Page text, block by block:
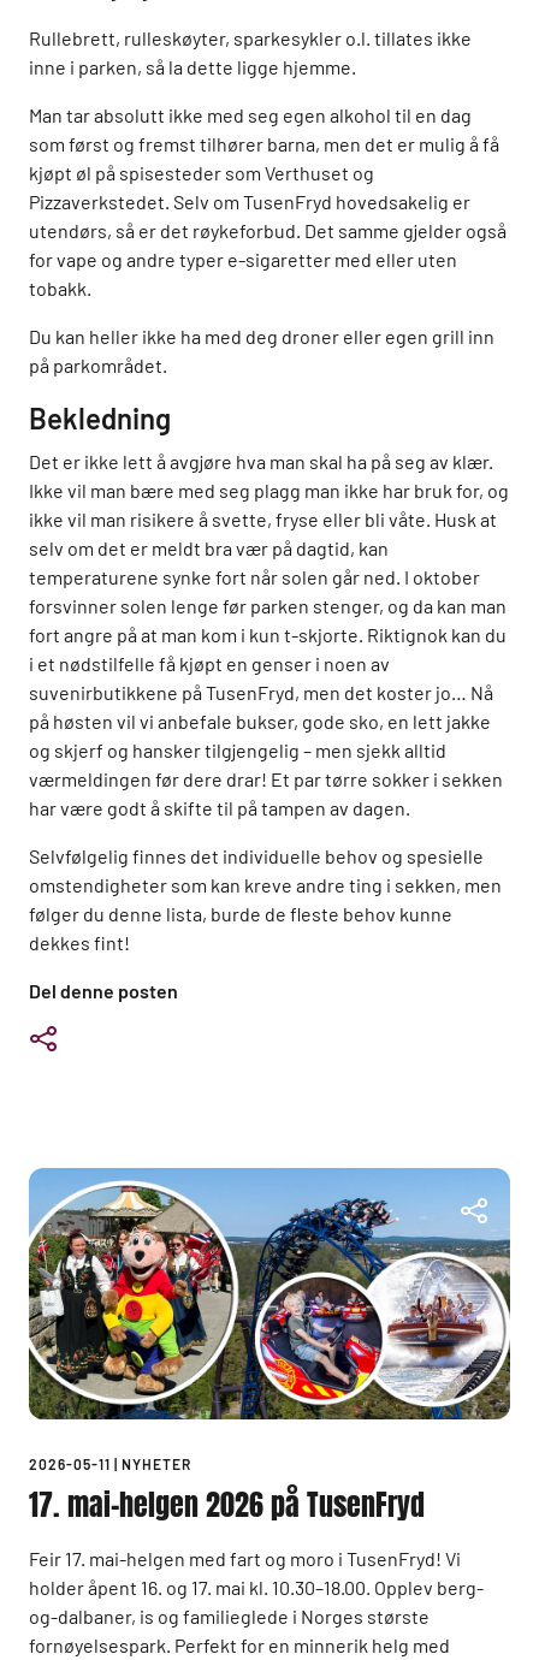
Del denne posten
Rullebrett, rulleskøyter, sparkesykler o.l. tillates ikke
inne i parken, så la dette ligge hjemme.
Man tar absolutt ikke med seg egen alkohol til en dag
som først og fremst tilhører barna, men det er mulig å få
kjøpt øl på spisesteder som Verthuset og
Pizzaverkstedet. Selv om TusenFryd hovedsakelig er
utendørs, så er det røykeforbud. Det samme gjelder også
for vape og andre typer e-sigaretter med eller uten
tobakk.
Du kan heller ikke ha med deg droner eller egen grill inn
på parkområdet.
Bekledning
Det er ikke lett å avgjøre hva man skal ha på seg av klær.
Ikke vil man bære med seg plagg man ikke har bruk for, og
ikke vil man risikere å svette, fryse eller bli våte. Husk at
selv om det er meldt bra vær på dagtid, kan
temperaturene synke fort når solen går ned. I oktober
forsvinner solen lenge før parken stenger, og da kan man
fort angre på at man kom i kun t-skjorte. Riktignok kan du
i et nødstilfelle få kjøpt en genser i noen av
suvenirbutikkene på TusenFryd, men det koster jo… Nå
på høsten vil vi anbefale bukser, gode sko, en lett jakke
og skjerf og hansker tilgjengelig – men sjekk alltid
værmeldingen før dere drar! Et par tørre sokker i sekken
har være godt å skifte til på tampen av dagen.
Selvfølgelig finnes det individuelle behov og spesielle
omstendigheter som kan kreve andre ting i sekken, men
følger du denne lista, burde de fleste behov kunne
dekkes fint!
2026-05-11 NYHETER
17. mai-helgen 2026 på TusenFryd
Feir 17. mai-helgen med fart og moro i TusenFryd! Vi
holder åpent 16. og 17. mai kl. 10.30–18.00. Opplev berg-
og-dalbaner, is og familieglede i Norges største
fornøyelsespark. Perfekt for en minnerik helg med